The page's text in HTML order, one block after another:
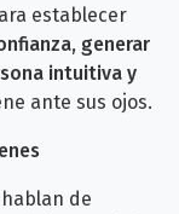
establecer
generar
intuitiva y
ante sus ojos.
de